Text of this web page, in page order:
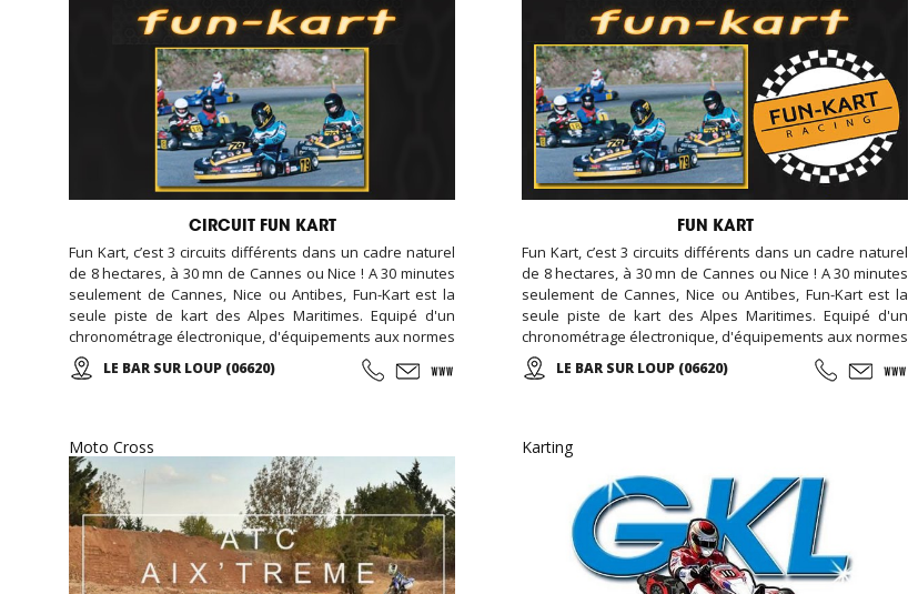
CIRCUIT FUN KART
Fun Kart, c’est 3 circuits différents dans un cadre naturel
de 8 hectares, à 30 mn de Cannes ou Nice ! A 30 minutes
seulement de Cannes, Nice ou Antibes, Fun-Kart est la
seule piste de kart des Alpes Maritimes. Equipé d'un
chronométrage électronique, d'équipements aux normes
de sécurité européenne, assistance mécanique, et un
restaurant sur place, nous avons également une piste
LE BAR SUR LOUP (06620)
FUN KART
Fun Kart, c’est 3 circuits différents dans un cadre naturel
de 8 hectares, à 30 mn de Cannes ou Nice ! A 30 minutes
seulement de Cannes, Nice ou Antibes, Fun-Kart est la
seule piste de kart des Alpes Maritimes. Equipé d'un
chronométrage électronique, d'équipements aux normes
de sécurité européenne, assistance mécanique, et un
restaurant sur place, nous avons également une piste
LE BAR SUR LOUP (06620)
Moto Cross Karting